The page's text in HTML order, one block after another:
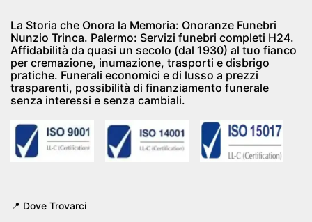
La Storia che Onora la Memoria: Onoranze Funebri
Nunzio Trinca. Palermo: Servizi funebri completi H24.
Affidabilità da quasi un secolo (dal 1930) al tuo fianco
per cremazione, inumazione, trasporti e disbrigo
pratiche. Funerali economici e di lusso a prezzi
trasparenti, possibilità di finanziamento funerale
senza interessi e senza cambiali.
📍 Dove Trovarci